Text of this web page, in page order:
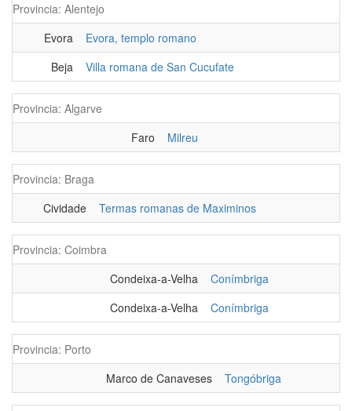
Provincia: Alentejo
Evora
Evora, templo romano
Beja
Villa romana de San Cucufate
Provincia: Algarve
Faro
Milreu
Provincia: Braga
Cividade
Termas romanas de Maximinos
Provincia: Coimbra
Condeixa-a-Velha
Conímbriga
Condeixa-a-Velha
Conímbriga
Provincia: Porto
Marco de Canaveses
Tongóbriga